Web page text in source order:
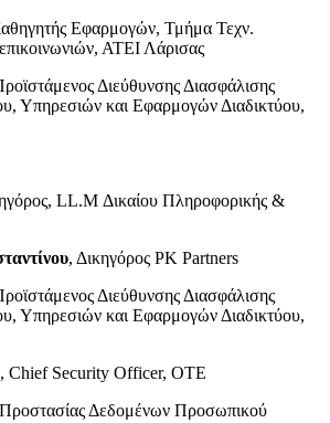
Εφαρμογών, Τμήμα Τεχν.
ΑΤΕΙ Λάρισας
Διεύθυνσης Διασφάλισης
Υπηρεσιών και Εφαρμογών Διαδικτύου,
LL.M Δικαίου Πληροφορικής &
, Δικηγόρος PK Partners
Διεύθυνσης Διασφάλισης
Υπηρεσιών και Εφαρμογών Διαδικτύου,
, Chief Security Officer, OTE
Δεδομένων Προσωπικού